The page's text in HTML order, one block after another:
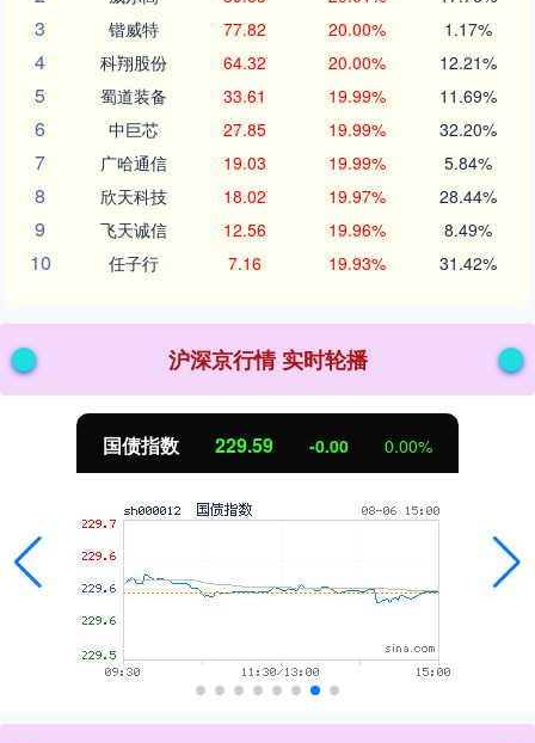
3 锴威特 77.82 20.00% 1.17%
4 科翔股份 64.32 20.00% 12.21%
5 蜀道装备 33.61 19.99% 11.69%
6 中巨芯 27.85 19.99% 32.20%
7 广哈通信 19.03 19.99% 5.84%
8 欣天科技 18.02 19.97% 28.44%
9 飞天诚信 12.56 19.96% 8.49%
10 任子行 7.16 19.93% 31.42%
沪深京行情 实时轮播
期指IC0 7730.00 -1.00 -0.01%